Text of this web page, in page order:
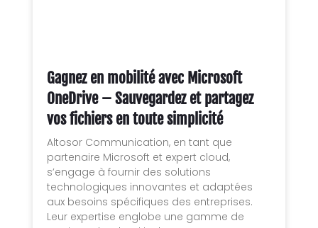
Gagnez en mobilité avec Microsoft
OneDrive – Sauvegardez et partagez
vos fichiers en toute simplicité
Altosor Communication, en tant que
partenaire Microsoft et expert cloud,
s’engage à fournir des solutions
technologiques innovantes et adaptées
aux besoins spécifiques des entreprises.
Leur expertise englobe une gamme de